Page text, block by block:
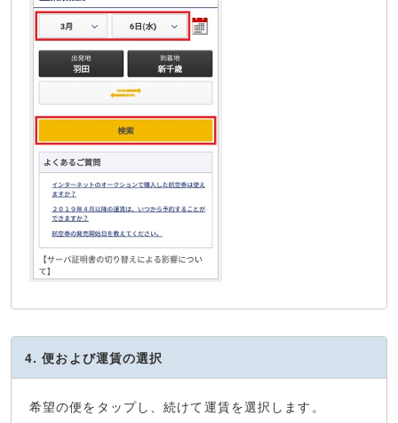
4. 便および運賃の選択
希望の便をタップし、続けて運賃を選択します。